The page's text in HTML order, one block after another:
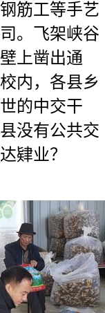
筋工等手艺
。飞架峡谷
上凿出通
内，各县乡
的中交干
没有公共交
肄业？